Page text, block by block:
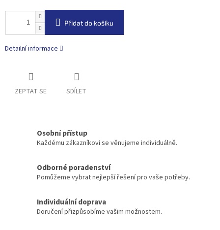
Přidat do košíku
Detailní informace
ZEPTAT SE SDÍLET
Osobní přístup
Každému zákazníkovi se věnujeme individuálně.
Odborné poradenství
Pomůžeme vybrat nejlepší řešení pro vaše potřeby.
Individuální doprava
Doručení přizpůsobíme vašim možnostem.